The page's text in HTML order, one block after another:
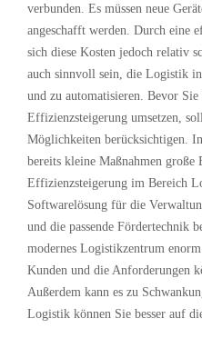
verbunden. Es müssen neue
angeschafft werden. Durch eine
sich diese Kosten jedoch relativ
auch sinnvoll sein, die Logistik
und zu automatisieren. Bevor
Effizienzsteigerung umsetzen,
Möglichkeiten berücksichtigen.
bereits kleine Maßnahmen
Effizienzsteigerung im Bereich
Softwarelösung für die
und die passende Fördertechnik
modernes Logistikzentrum
Kunden und die Anforderungen
Außerdem kann es zu
Logistik können Sie besser auf